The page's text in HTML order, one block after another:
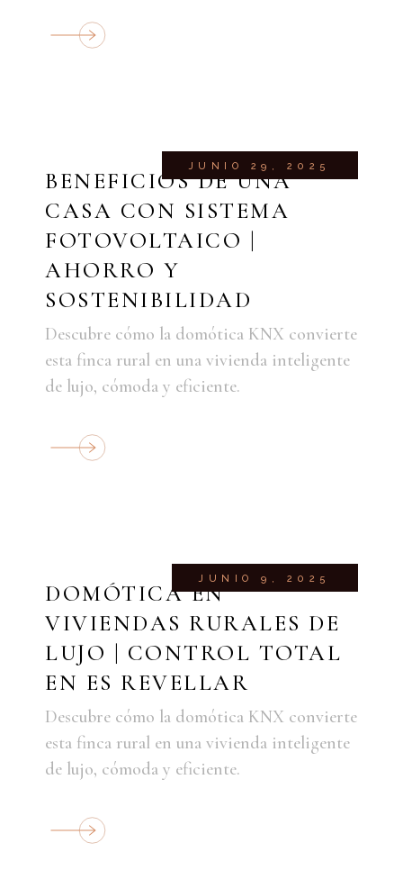
JUNIO 29, 2025
BENEFICIOS DE UNA
CASA CON SISTEMA
FOTOVOLTAICO |
AHORRO Y
SOSTENIBILIDAD
Descubre cómo la domótica KNX convierte
esta finca rural en una vivienda inteligente
de lujo, cómoda y eficiente.
JUNIO 9, 2025
DOMÓTICA EN
VIVIENDAS RURALES DE
LUJO | CONTROL TOTAL
EN ES REVELLAR
Descubre cómo la domótica KNX convierte
esta finca rural en una vivienda inteligente
de lujo, cómoda y eficiente.